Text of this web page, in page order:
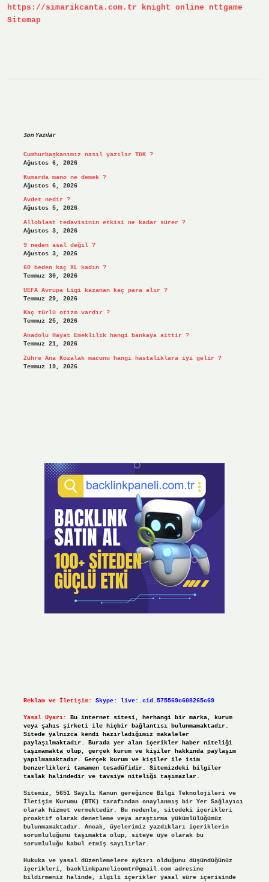
https://simarikcanta.com.tr
knight online
nttgame
Sitemap
Son Yazılar
Cumhurbaşkanımız nasıl yazılır TDK ?
Ağustos 6, 2026
Kumarda mano ne demek ?
Ağustos 6, 2026
Avdet nedir ?
Ağustos 5, 2026
Alloblast tedavisinin etkisi ne kadar sürer ?
Ağustos 3, 2026
9 neden asal değil ?
Ağustos 3, 2026
60 beden kaç XL kadın ?
Temmuz 30, 2026
UEFA Avrupa Ligi kazanan kaç para alır ?
Temmuz 29, 2026
Kaç türlü otizm vardır ?
Temmuz 25, 2026
Anadolu Hayat Emeklilik hangi bankaya aittir ?
Temmuz 21, 2026
Zühre Ana Kozalak macunu hangi hastalıklara iyi gelir ?
Temmuz 19, 2026
Reklam ve İletişim: Skype: live:.cid.575569c608265c69
Yasal Uyarı:
Bu internet sitesi, herhangi bir marka, kurum
veya şahıs şirketi ile hiçbir bağlantısı bulunmamaktadır.
Sitede yalnızca kendi hazırladığımız makaleler
paylaşılmaktadır. Burada yer alan içerikler haber niteliği
taşımamakta olup, gerçek kurum ve kişiler hakkında paylaşım
yapılmamaktadır. Gerçek kurum ve kişiler ile isim
benzerlikleri tamamen tesadüfidir. Sitemizdeki bilgiler
taslak halindedir ve tavsiye niteliği taşımazlar.
Sitemiz, 5651 Sayılı Kanun gereğince Bilgi Teknolojileri ve
İletişim Kurumu (BTK) tarafından onaylanmış bir Yer Sağlayıcı
olarak hizmet vermektedir. Bu nedenle, sitedeki içerikleri
proaktif olarak denetleme veya araştırma yükümlülüğümüz
bulunmamaktadır. Ancak, üyelerimiz yazdıkları içeriklerin
sorumluluğunu taşımakta olup, siteye üye olarak bu
sorumluluğu kabul etmiş sayılırlar.
Hukuka ve yasal düzenlemelere aykırı olduğunu düşündüğünüz
içerikleri, backlinkpanelicomtr@gmail.comadresine
bildirmeniz halinde, ilgili içerikler yasal süre içerisinde